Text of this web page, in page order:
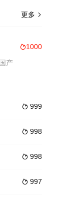
篇幅表现二人的情
的公司职场困境，还
更多 
1000
产
 999
 998
 998
 997